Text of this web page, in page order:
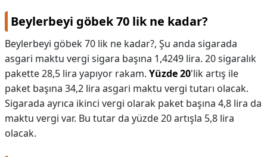
Beylerbeyi göbek 70 lik ne kadar?
Beylerbeyi göbek 70 lik ne kadar?, Şu anda sigarada
asgari maktu vergi sigara başına 1,4249 lira. 20 sigaralık
pakette 28,5 lira yapıyor rakam. Yüzde 20'lik artış ile
paket başına 34,2 lira asgari maktu vergi tutarı olacak.
Sigarada ayrıca ikinci vergi olarak paket başına 4,8 lira da
maktu vergi var. Bu tutar da yüzde 20 artışla 5,8 lira
olacak.